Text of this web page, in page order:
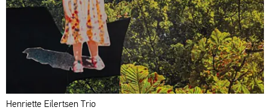
Henriette Eilertsen Trio